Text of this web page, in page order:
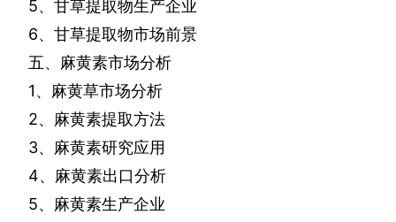
5、甘草提取物生产企业
6、甘草提取物市场前景
五、麻黄素市场分析
1、麻黄草市场分析
2、麻黄素提取方法
3、麻黄素研究应用
4、麻黄素出口分析
5、麻黄素生产企业